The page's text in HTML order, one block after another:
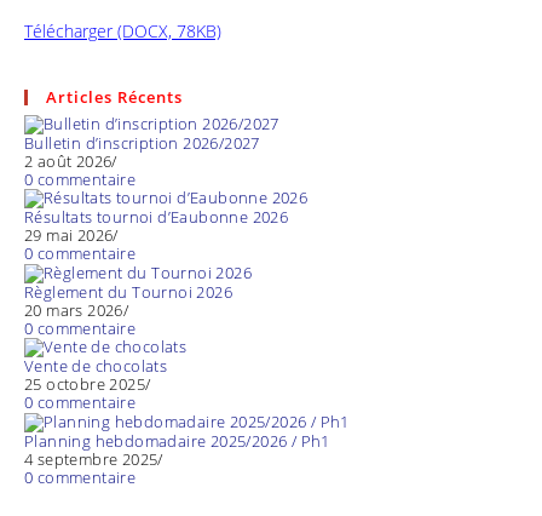
Télécharger (DOCX, 78KB)
Articles Récents
Bulletin d’inscription 2026/2027
2 août 2026/
0 commentaire
Résultats tournoi d’Eaubonne 2026
29 mai 2026/
0 commentaire
Règlement du Tournoi 2026
20 mars 2026/
0 commentaire
Vente de chocolats
25 octobre 2025/
0 commentaire
Planning hebdomadaire 2025/2026 / Ph1
4 septembre 2025/
0 commentaire